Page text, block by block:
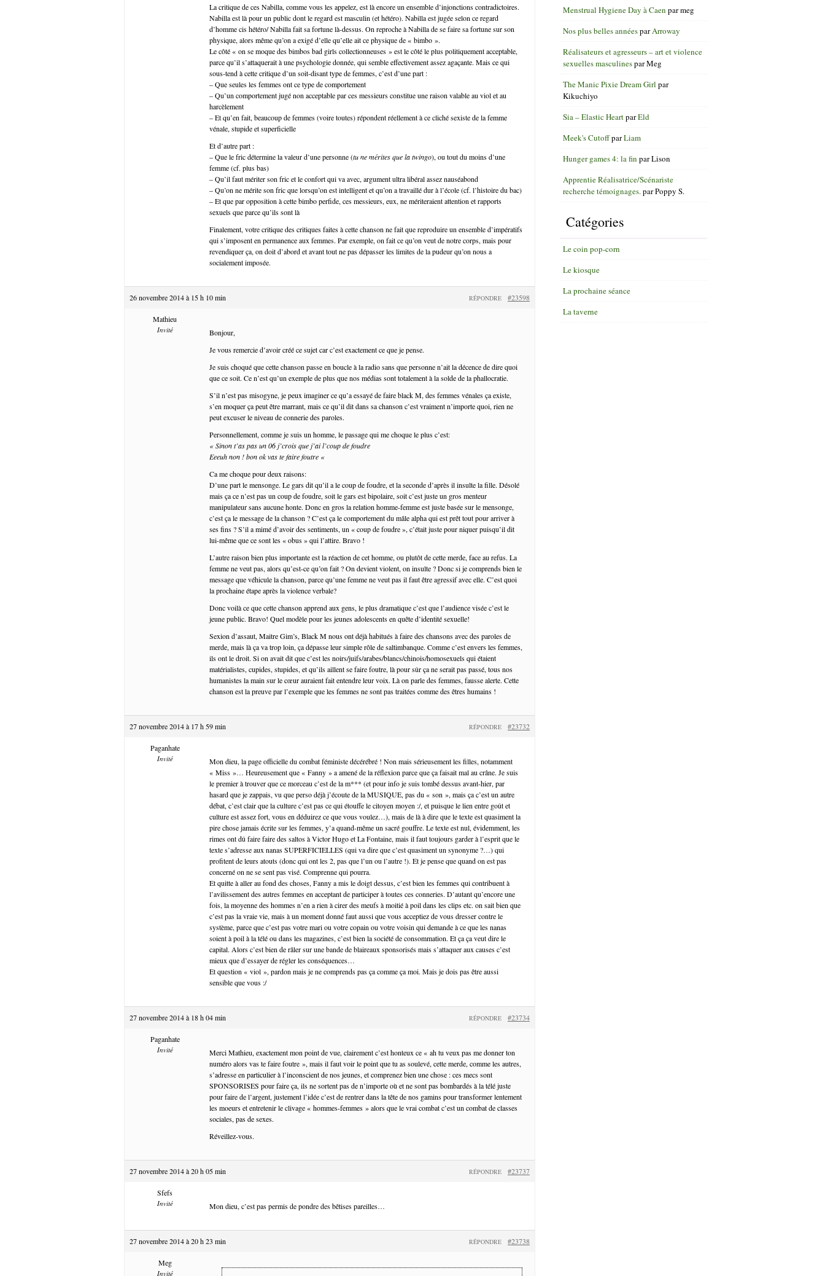
La critique de ces Nabilla, comme vous les appelez, est là encore un ensemble d’injonctions contradictoires.
Nabilla est là pour un public dont le regard est masculin (et hétéro). Nabilla est jugée selon ce regard
d’homme cis hétéro/ Nabilla fait sa fortune là-dessus. On reproche à Nabilla de se faire sa fortune sur son
physique, alors même qu’on a exigé d’elle qu’elle ait ce physique de « bimbo ».
Le côté « on se moque des bimbos bad girls collectionneuses » est le côté le plus politiquement acceptable,
parce qu’il s’attaquerait à une psychologie donnée, qui semble effectivement assez agaçante. Mais ce qui
sous-tend à cette critique d’un soit-disant type de femmes, c’est d’une part :
– Que seules les femmes ont ce type de comportement
– Qu’un comportement jugé non acceptable par ces messieurs constitue une raison valable au viol et au
harcèlement
– Et qu’en fait, beaucoup de femmes (voire toutes) répondent réellement à ce cliché sexiste de la femme
vénale, stupide et superficielle
Et d’autre part :
– Que le fric détermine la valeur d’une personne (tu ne mérites que la twingo), ou tout du moins d’une
femme (cf. plus bas)
– Qu’il faut mériter son fric et le confort qui va avec, argument ultra libéral assez nauséabond
– Qu’on ne mérite son fric que lorsqu’on est intelligent et qu’on a travaillé dur à l’école (cf. l’histoire du bac)
– Et que par opposition à cette bimbo perfide, ces messieurs, eux, ne mériteraient attention et rapports
sexuels que parce qu’ils sont là
Finalement, votre critique des critiques faites à cette chanson ne fait que reproduire un ensemble d’impératifs
qui s’imposent en permanence aux femmes. Par exemple, on fait ce qu’on veut de notre corps, mais pour
revendiquer ça, on doit d’abord et avant tout ne pas dépasser les limites de la pudeur qu’on nous a
socialement imposée.
26 novembre 2014 à 15 h 10 min #23598
RÉPONDRE
Mathieu
Invité
Bonjour,
Je vous remercie d’avoir créé ce sujet car c’est exactement ce que je pense.
Je suis choqué que cette chanson passe en boucle à la radio sans que personne n’ait la décence de dire quoi
que ce soit. Ce n’est qu’un exemple de plus que nos médias sont totalement à la solde de la phallocratie.
S’il n’est pas misogyne, je peux imaginer ce qu’a essayé de faire black M, des femmes vénales ça existe,
s’en moquer ça peut être marrant, mais ce qu’il dit dans sa chanson c’est vraiment n’importe quoi, rien ne
peut excuser le niveau de connerie des paroles.
Personnellement, comme je suis un homme, le passage qui me choque le plus c’est:
« Sinon t’as pas un 06 j’crois que j’ai l’coup de foudre
Eeeuh non ! bon ok vas te faire foutre «
Ca me choque pour deux raisons:
D’une part le mensonge. Le gars dit qu’il a le coup de foudre, et la seconde d’après il insulte la fille. Désolé
mais ça ce n’est pas un coup de foudre, soit le gars est bipolaire, soit c’est juste un gros menteur
manipulateur sans aucune honte. Donc en gros la relation homme-femme est juste basée sur le mensonge,
c’est ça le message de la chanson ? C’est ça le comportement du mâle alpha qui est prêt tout pour arriver à
ses fins ? S’il a mimé d’avoir des sentiments, un « coup de foudre », c’était juste pour niquer puisqu’il dit
lui-même que ce sont les « obus » qui l’attire. Bravo !
L’autre raison bien plus importante est la réaction de cet homme, ou plutôt de cette merde, face au refus. La
femme ne veut pas, alors qu’est-ce qu’on fait ? On devient violent, on insulte ? Donc si je comprends bien le
message que véhicule la chanson, parce qu’une femme ne veut pas il faut être agressif avec elle. C’est quoi
la prochaine étape après la violence verbale?
Donc voilà ce que cette chanson apprend aux gens, le plus dramatique c’est que l’audience visée c’est le
jeune public. Bravo! Quel modèle pour les jeunes adolescents en quête d’identité sexuelle!
Sexion d’assaut, Maitre Gim’s, Black M nous ont déjà habitués à faire des chansons avec des paroles de
merde, mais là ça va trop loin, ça dépasse leur simple rôle de saltimbanque. Comme c’est envers les femmes,
ils ont le droit. Si on avait dit que c’est les noirs/juifs/arabes/blancs/chinois/homosexuels qui étaient
matérialistes, cupides, stupides, et qu’ils aillent se faire foutre, là pour sûr ça ne serait pas passé, tous nos
humanistes la main sur le cœur auraient fait entendre leur voix. Là on parle des femmes, fausse alerte. Cette
chanson est la preuve par l’exemple que les femmes ne sont pas traitées comme des êtres humains !
27 novembre 2014 à 17 h 59 min #23732
RÉPONDRE
Paganhate
Invité
Mon dieu, la page officielle du combat féministe décérébré ! Non mais sérieusement les filles, notamment
« Miss »… Heureusement que « Fanny » a amené de la réflexion parce que ça faisait mal au crâne. Je suis
le premier à trouver que ce morceau c’est de la m*** (et pour info je suis tombé dessus avant-hier, par
hasard que je zappais, vu que perso déjà j’écoute de la MUSIQUE, pas du « son », mais ça c’est un autre
débat, c’est clair que la culture c’est pas ce qui étouffe le citoyen moyen :/, et puisque le lien entre goût et
culture est assez fort, vous en déduirez ce que vous voulez…), mais de là à dire que le texte est quasiment la
pire chose jamais écrite sur les femmes, y’a quand-même un sacré gouffre. Le texte est nul, évidemment, les
rimes ont dû faire faire des saltos à Victor Hugo et La Fontaine, mais il faut toujours garder à l’esprit que le
texte s’adresse aux nanas SUPERFICIELLES (qui va dire que c’est quasiment un synonyme ?…) qui
profitent de leurs atouts (donc qui ont les 2, pas que l’un ou l’autre !). Et je pense que quand on est pas
concerné on ne se sent pas visé. Comprenne qui pourra.
Et quitte à aller au fond des choses, Fanny a mis le doigt dessus, c’est bien les femmes qui contribuent à
l’avilissement des autres femmes en acceptant de participer à toutes ces conneries. D’autant qu’encore une
fois, la moyenne des hommes n’en a rien à cirer des meufs à moitié à poil dans les clips etc. on sait bien que
c’est pas la vraie vie, mais à un moment donné faut aussi que vous acceptiez de vous dresser contre le
système, parce que c’est pas votre mari ou votre copain ou votre voisin qui demande à ce que les nanas
soient à poil à la télé ou dans les magazines, c’est bien la société de consommation. Et ça ça veut dire le
capital. Alors c’est bien de râler sur une bande de blaireaux sponsorisés mais s’attaquer aux causes c’est
mieux que d’essayer de régler les conséquences…
Et question « viol », pardon mais je ne comprends pas ça comme ça moi. Mais je dois pas être aussi
sensible que vous :/
27 novembre 2014 à 18 h 04 min #23734
RÉPONDRE
Paganhate
Invité
Merci Mathieu, exactement mon point de vue, clairement c’est honteux ce « ah tu veux pas me donner ton
numéro alors vas te faire foutre », mais il faut voir le point que tu as soulevé, cette merde, comme les autres,
s’adresse en particulier à l’inconscient de nos jeunes, et comprenez bien une chose : ces mecs sont
SPONSORISES pour faire ça, ils ne sortent pas de n’importe où et ne sont pas bombardés à la télé juste
pour faire de l’argent, justement l’idée c’est de rentrer dans la tête de nos gamins pour transformer lentement
les moeurs et entretenir le clivage « hommes-femmes » alors que le vrai combat c’est un combat de classes
sociales, pas de sexes.
Réveillez-vous.
27 novembre 2014 à 20 h 05 min #23737
RÉPONDRE
Sfefs
Invité Mon dieu, c’est pas permis de pondre des bêtises pareilles…
27 novembre 2014 à 20 h 23 min #23738
RÉPONDRE
Meg
Invité
Menstrual Hygiene Day à Caen parmeg
Nos plus belles annéesparArroway
Réalisateurs et agresseurs – art et violence
sexuelles masculinesparMeg
The Manic Pixie Dream Girl par
Kikuchiyo
Sia – Elastic HeartparEld
Meek's CutoffparLiam
Hunger games 4: la fin parLison
Apprentie Réalisatrice/Scénariste
recherche témoignages. parPoppy S.
Catégories
Le coin pop-corn
Le kiosque
La prochaine séance
La taverne